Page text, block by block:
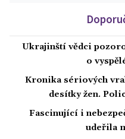
Ukrajinští vědci
o
Kronika sériových
desítky žen.
Fascinující i
udeřila